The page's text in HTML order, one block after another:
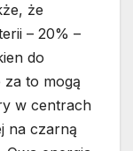
że
– 20% –
do
za to mogą
w centrach
na czarną